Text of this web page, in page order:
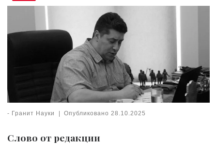
- Гранит Науки | Опубликовано 28.10.2025
Слово от редакции